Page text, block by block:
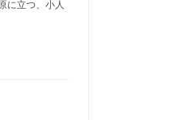
に立つ、小人